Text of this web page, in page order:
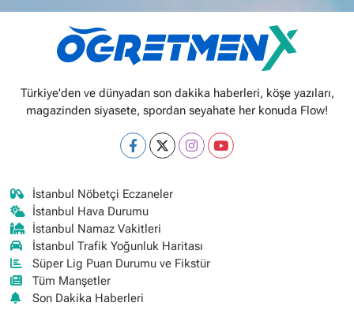
Türkiye'den ve dünyadan son dakika haberleri, köşe yazıları,
magazinden siyasete, spordan seyahate her konuda Flow!
İstanbul Nöbetçi Eczaneler
İstanbul Hava Durumu
İstanbul Namaz Vakitleri
İstanbul Trafik Yoğunluk Haritası
Süper Lig Puan Durumu ve Fikstür
Tüm Manşetler
Son Dakika Haberleri